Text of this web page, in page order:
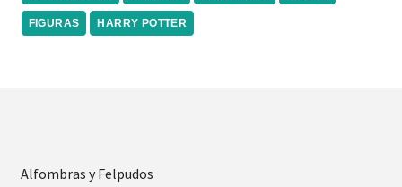
FIGURAS HARRY POTTER
Alfombras y Felpudos